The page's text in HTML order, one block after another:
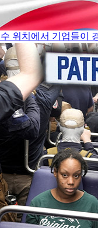
위치에서 기업들이